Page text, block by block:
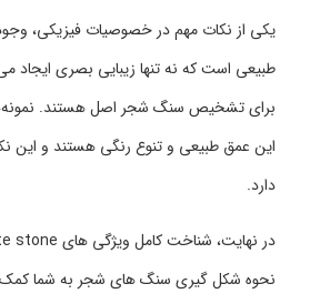
یکی از نکات مهم در خصوصیات فیزیکی،
طبیعی است که نه تنها زیبایی بصری ایجاد
برای تشخیص سنگ شجر اصل هستند.
این عمق طبیعی و تنوع رنگی هستند و این
دارد.
نحوه شکل گیری سنگ های شجر به شما